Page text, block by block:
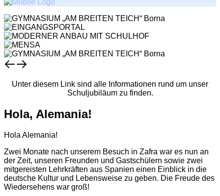
Unter diesem Link sind alle Informationen rund um unser
Schuljubiläum zu finden.
Hola, Alemania!
Hola Alemania!
Zwei Monate nach unserem Besuch in Zafra war es nun an
der Zeit, unseren Freunden und Gastschülern sowie zwei
mitgereisten Lehrkräften aus Spanien einen Einblick in die
deutsche Kultur und Lebensweise zu geben. Die Freude des
Wiedersehens war groß!